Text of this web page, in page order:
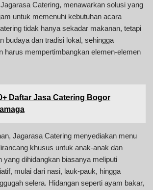
Catering, menawarkan solusi yang
untuk memenuhi kebutuhan acara
tidak hanya sekadar makanan, tetapi
budaya dan tradisi lokal, sehingga
harus mempertimbangkan elemen-elemen
Daftar Jasa Catering Bogor
Jagarasa Catering menyediakan menu
khusus untuk anak-anak dan
yang dihidangkan biasanya meliputi
mulai dari nasi, lauk-pauk, hingga
selera. Hidangan seperti ayam bakar,